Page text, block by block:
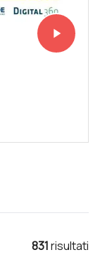
Vedi subito
play_arrow
831risultati